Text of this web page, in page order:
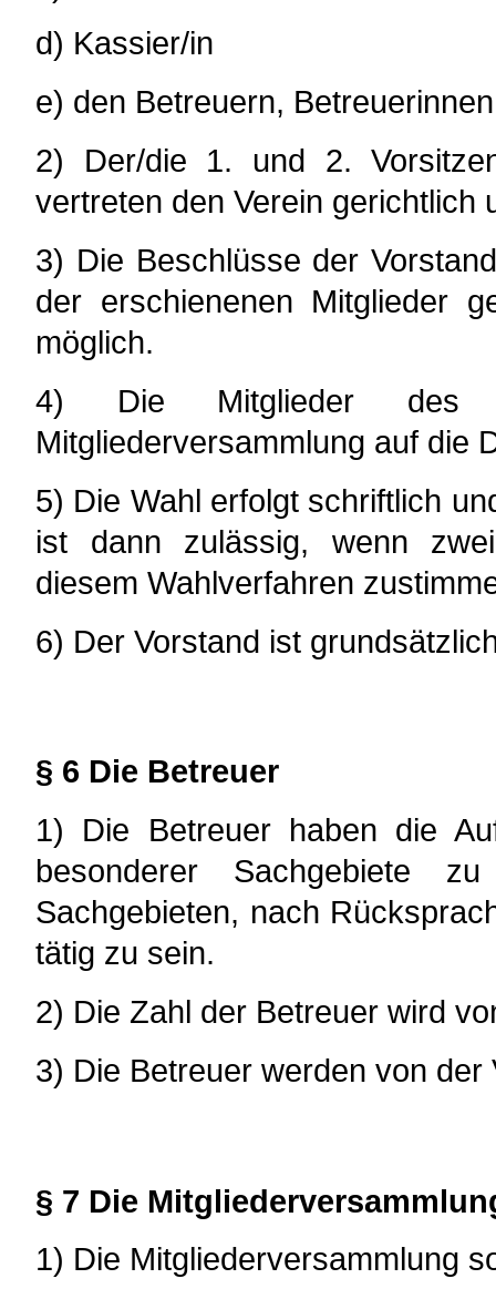
d) Kassier/in
e) den Betreuern,
2) Der/die 1. und 2.
vertreten den Verein gerichtlich
3) Die Beschlüsse der
der erschienenen Mitglieder
möglich.
4) Die Mitglieder des
Mitgliederversammlung auf die
5) Die Wahl erfolgt schriftlich
ist dann zulässig, wenn
diesem Wahlverfahren
6) Der Vorstand ist
§ 6 Die Betreuer
1) Die Betreuer haben die
besonderer Sachgebiete
Sachgebieten, nach
tätig zu sein.
2) Die Zahl der Betreuer wird
3) Die Betreuer werden von
§ 7 Die
1) Die Mitgliederversammlung